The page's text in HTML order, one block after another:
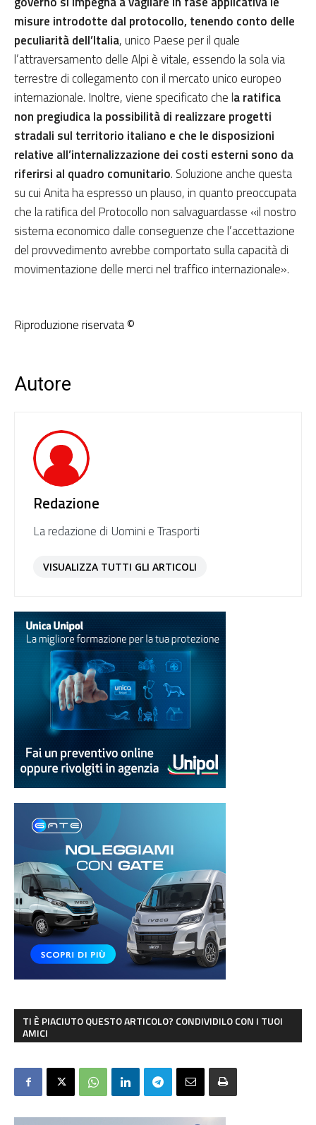
misure introdotte dal protocollo, tenendo conto delle
peculiarità dell’Italia, unico Paese per il quale
l’attraversamento delle Alpi è vitale, essendo la sola via
terrestre di collegamento con il mercato unico europeo
internazionale. Inoltre, viene specificato che la ratifica
non pregiudica la possibilità di realizzare progetti
stradali sul territorio italiano e che le disposizioni
relative all’internalizzazione dei costi esterni sono da
riferirsi al quadro comunitario. Soluzione anche questa
su cui Anita ha espresso un plauso, in quanto preoccupata
che la ratifica del Protocollo non salvaguardasse «il nostro
sistema economico dalle conseguenze che l’accettazione
del provvedimento avrebbe comportato sulla capacità di
movimentazione delle merci nel traffico internazionale».
Riproduzione riservata ©
Autore
Redazione
La redazione di Uomini e Trasporti
VISUALIZZA TUTTI GLI ARTICOLI
TI È PIACIUTO QUESTO ARTICOLO? CONDIVIDILO CON I TUOI
AMICI